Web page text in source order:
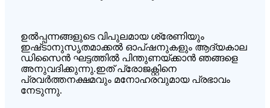
ഉൽപ്പന്നങ്ങളുടെ വിപുലമായ ശ്രേണിയും
ഇഷ്‌ടാനുസൃതമാക്കൽ ഓപ്ഷനുകളും ആദ്യകാല
ഡിസൈൻ ഘട്ടത്തിൽ പിന്തുണയ്ക്കാൻ ഞങ്ങളെ
അനുവദിക്കുന്നു.ഇത് പ്രോജക്റ്റിനെ
പ്രവർത്തനക്ഷമവും മനോഹരവുമായ പ്രഭാവം
നേടുന്നു.